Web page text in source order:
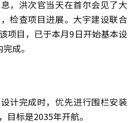
，洪次官当天在首尔会见了大
检查项目进展。大宇建设联合
项目，已于本月9日开始基本设
成。
计完成时，优先进行围栏安装
目标是2035年开航。